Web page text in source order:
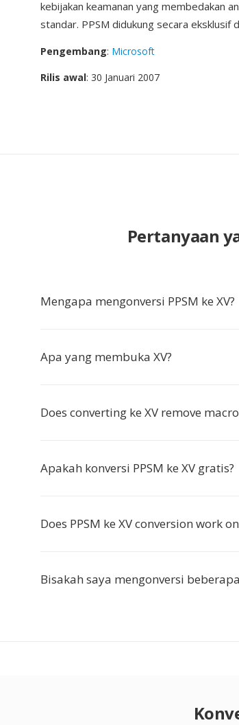
kebijakan keamanan yang membedakan
standar. PPSM didukung secara
Pengembang: Microsoft
Rilis awal: 30 Januari 2007
Pertanyaan
Mengapa mengonversi PPSM ke XV?
Apa yang membuka XV?
Does converting ke XV remove
Apakah konversi PPSM ke XV gratis?
Does PPSM ke XV conversion work
Bisakah saya mengonversi